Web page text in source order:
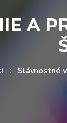
A
Slávnostné